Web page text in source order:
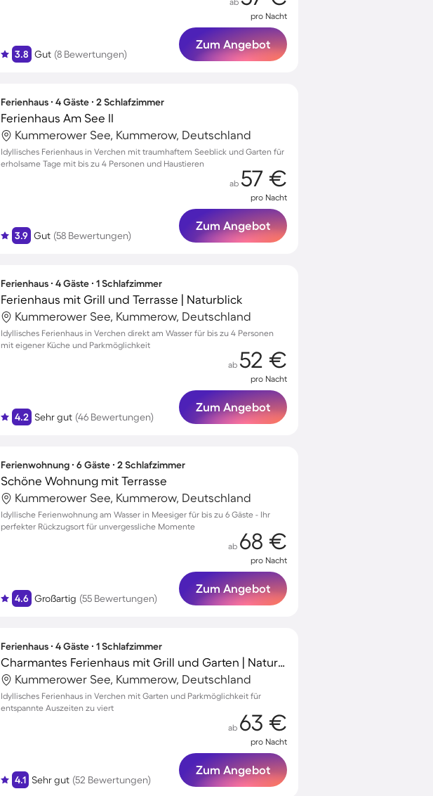
3.8 Gut (8 Bewertungen)
pro Nacht
Zum Angebot
Ferienhaus ∙ 4 Gäste ∙ 2 Schlafzimmer
Ferienhaus Am See II
Kummerower See, Kummerow, Deutschland
Idyllisches Ferienhaus in Verchen mit traumhaftem Seeblick und Garten für
erholsame Tage mit bis zu 4 Personen und Haustieren
3.9 Gut (58 Bewertungen)
ab 57 €
pro Nacht
Zum Angebot
Ferienhaus ∙ 4 Gäste ∙ 1 Schlafzimmer
Ferienhaus mit Grill und Terrasse | Naturblick
Kummerower See, Kummerow, Deutschland
Idyllisches Ferienhaus in Verchen direkt am Wasser für bis zu 4 Personen
mit eigener Küche und Parkmöglichkeit
4.2 Sehr gut (46 Bewertungen)
ab 52 €
pro Nacht
Zum Angebot
Ferienwohnung ∙ 6 Gäste ∙ 2 Schlafzimmer
Schöne Wohnung mit Terrasse
Kummerower See, Kummerow, Deutschland
Idyllische Ferienwohnung am Wasser in Meesiger für bis zu 6 Gäste - Ihr
perfekter Rückzugsort für unvergessliche Momente
4.6 Großartig (55 Bewertungen)
ab 68 €
pro Nacht
Zum Angebot
Ferienhaus ∙ 4 Gäste ∙ 1 Schlafzimmer
Charmantes Ferienhaus mit Grill und Garten | Naturblick
Kummerower See, Kummerow, Deutschland
Idyllisches Ferienhaus in Verchen mit Garten und Parkmöglichkeit für
entspannte Auszeiten zu viert
4.1 Sehr gut (52 Bewertungen)
ab 63 €
pro Nacht
Zum Angebot